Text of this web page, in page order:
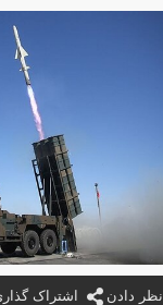
نظر دادن اشتراک